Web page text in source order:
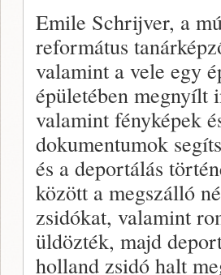
Emile Schrijver, a
református
valamint a vele egy
épületében megnyílt
valamint fényképek
dokumentumok
és a deportálás
között a megszálló
zsidókat, valamint
üldözték, majd
holland zsidó halt